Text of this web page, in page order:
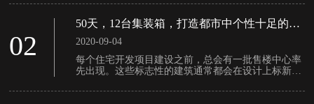
海亲朋 亲五湖友人 且吟且酌且同乐 回归***真自我
过真切的生活 此为民宿文化
02
50天，12台集装箱，打造都市中个性十足的售
2020-09-04
每个住宅开发项目建设之前，总会有一批售楼中心率
先出现。这些标志性的建筑通常都会在设计上标新立
买欲望......